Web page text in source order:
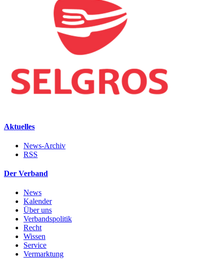
Aktuelles
News-Archiv
RSS
Der Verband
News
Kalender
Über uns
Verbandspolitik
Recht
Wissen
Service
Vermarktung